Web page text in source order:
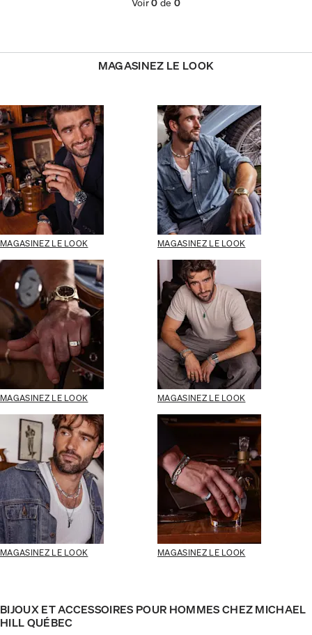
MAGASINEZ LE LOOK
MAGASINEZ LE LOOK MAGASINEZ LE LOOK
MAGASINEZ LE LOOK MAGASINEZ LE LOOK
MAGASINEZ LE LOOK MAGASINEZ LE LOOK
BIJOUX ET ACCESSOIRES POUR HOMMES CHEZ MICHAEL
HILL QUÉBEC